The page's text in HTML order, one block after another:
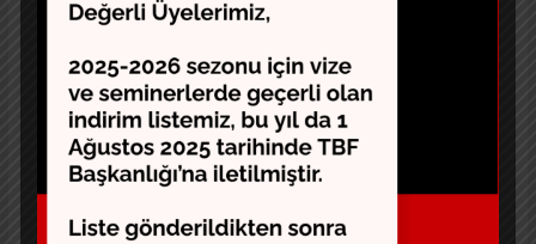
bildirdiler.
Meslektaşlarımız ise altyapı maçlarının ne zaman
başlayacağı, bu yılı kayıp geçiren yaş gruplarının
önümüzdeki yıl yine aynı kategoride oynayıp
oynayamayacağı, maç eksiklerinin nasıl telafi edeceği
ve özellikle Doğu ve Güney Doğu bölgelerinde
durdular.